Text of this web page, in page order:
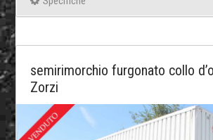
semirimorchio furgonato collo
Zorzi